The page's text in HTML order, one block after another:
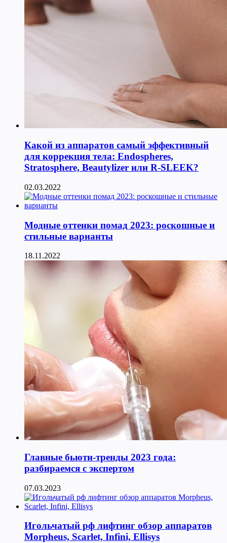
Какой из аппаратов самый эффективный
для коррекция тела: Endospheres,
Stratosphere, Beautylizer или R-SLEEK?
02.03.2022
Модные оттенки помад 2023: роскошные и
стильные варианты
18.11.2022
Главные бьюти-тренды 2023 года:
разбираемся с экспертом
07.03.2023
Игольчатый рф лифтинг обзор аппаратов
Morpheus, Scarlet, Infini, Ellisys